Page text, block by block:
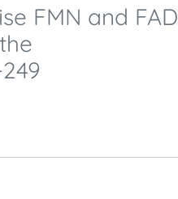
FMN and FAD